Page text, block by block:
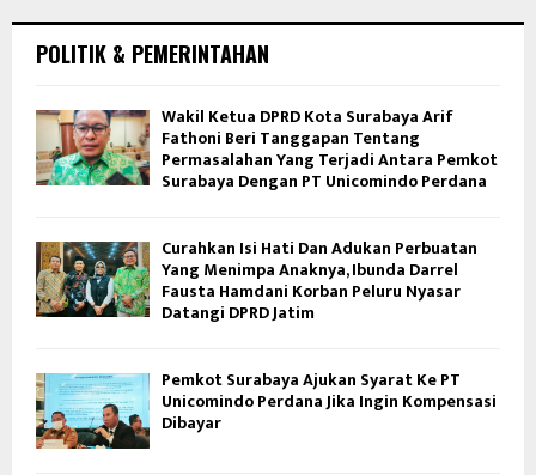
POLITIK & PEMERINTAHAN
Wakil Ketua DPRD Kota Surabaya Arif
Fathoni Beri Tanggapan Tentang
Permasalahan Yang Terjadi Antara Pemkot
Surabaya Dengan PT Unicomindo Perdana
Curahkan Isi Hati Dan Adukan Perbuatan
Yang Menimpa Anaknya, Ibunda Darrel
Fausta Hamdani Korban Peluru Nyasar
Datangi DPRD Jatim
Pemkot Surabaya Ajukan Syarat Ke PT
Unicomindo Perdana Jika Ingin Kompensasi
Dibayar